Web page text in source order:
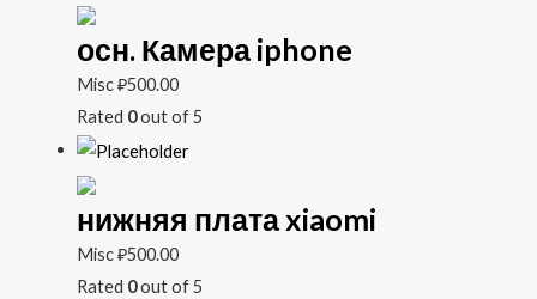
осн. Камера iphone
Misc₽500.00
Rated 0out of 5
нижняя плата xiaomi
Misc₽500.00
Rated 0out of 5